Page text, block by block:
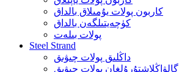
كاربون پولات يۇمىلاق بالداق
كۈچەيتىلگەن بالداق
پولات بىلەت
Steel Strand
داڭلىق پولات چىۋىق
گالۋاڭلاشتۇرۇلغان پولات چىۋىق